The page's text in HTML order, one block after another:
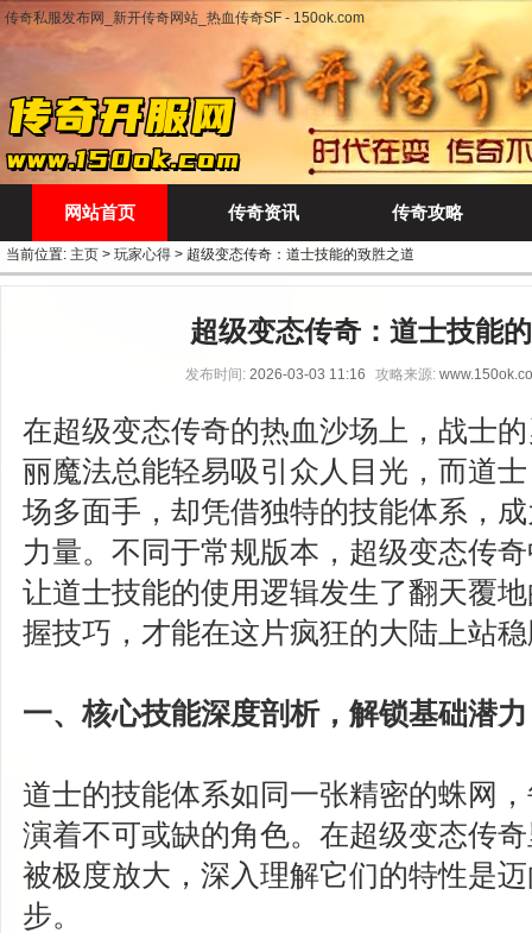
传奇私服发布网_新开传奇网站_热血传奇SF - 150ok.com
网站首页 传奇资讯 传奇攻略
当前位置: 主页 > 玩家心得 > 超级变态传奇：道士技能的致胜之道
超级变态传奇：道士技能
发布时间: 2026-03-03 11:16 攻略来源:
在超级变态传奇的热血沙场上，战士
丽魔法总能轻易吸引众人目光，而道
场多面手，却凭借独特的技能体系，
力量。不同于常规版本，超级变态传
让道士技能的使用逻辑发生了翻天覆
握技巧，才能在这片疯狂的大陆上站
一、核心技能深度剖析，解锁基础潜力
道士的技能体系如同一张精密的蛛网
演着不可或缺的角色。在超级变态传
被极度放大，深入理解它们的特性是
步。